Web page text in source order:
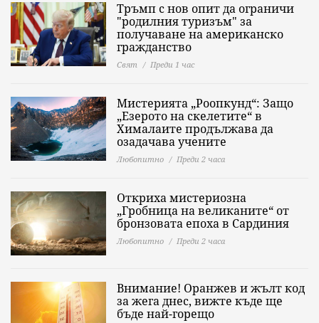
Тръмп с нов опит да ограничи
"родилния туризъм" за
получаване на американско
гражданство
Свят Преди 1 час
Мистерията „Роопкунд“: Защо
„Езерото на скелетите“ в
Хималаите продължава да
озадачава учените
Любопитно Преди 2 часа
Откриха мистериозна
„Гробница на великаните“ от
бронзовата епоха в Сардиния
Любопитно Преди 2 часа
Внимание! Оранжев и жълт код
за жега днес, вижте къде ще
бъде най-горещо